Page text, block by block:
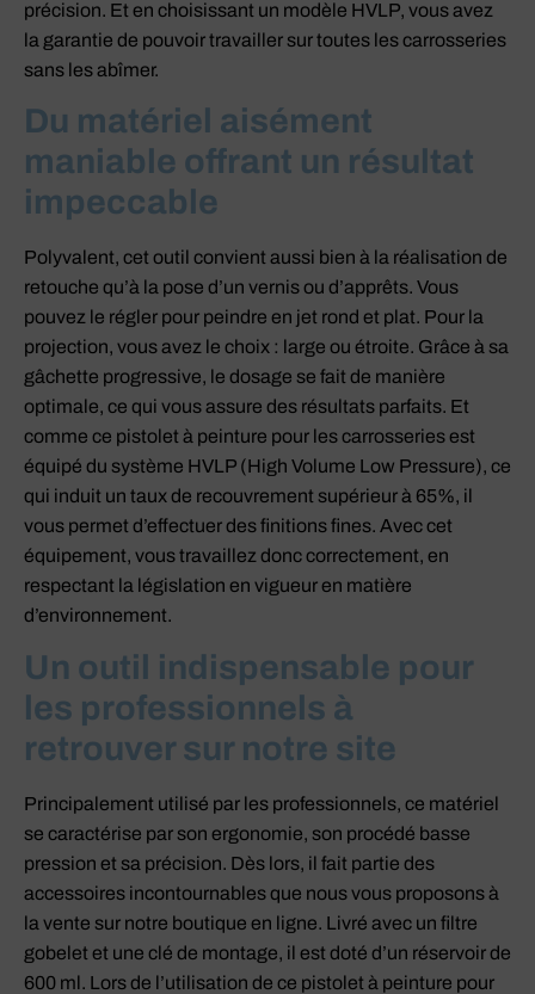
précision. Et en choisissant un modèle HVLP, vous avez
la garantie de pouvoir travailler sur toutes les carrosseries
sans les abîmer.
Du matériel aisément
maniable offrant un résultat
impeccable
Polyvalent, cet outil convient aussi bien à la réalisation de
retouche qu’à la pose d’un vernis ou d’apprêts. Vous
pouvez le régler pour peindre en jet rond et plat. Pour la
projection, vous avez le choix : large ou étroite. Grâce à sa
gâchette progressive, le dosage se fait de manière
optimale, ce qui vous assure des résultats parfaits. Et
comme ce pistolet à peinture pour les carrosseries est
équipé du système HVLP (High Volume Low Pressure), ce
qui induit un taux de recouvrement supérieur à 65%, il
vous permet d’effectuer des finitions fines. Avec cet
équipement, vous travaillez donc correctement, en
respectant la législation en vigueur en matière
d’environnement.
Un outil indispensable pour
les professionnels à
retrouver sur notre site
Principalement utilisé par les professionnels, ce matériel
se caractérise par son ergonomie, son procédé basse
pression et sa précision. Dès lors, il fait partie des
accessoires incontournables que nous vous proposons à
la vente sur notre boutique en ligne. Livré avec un filtre
gobelet et une clé de montage, il est doté d’un réservoir de
600 ml. Lors de l’utilisation de ce pistolet à peinture pour